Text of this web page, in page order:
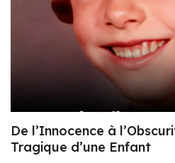
De l’Innocence à
Tragique d’une Enfant